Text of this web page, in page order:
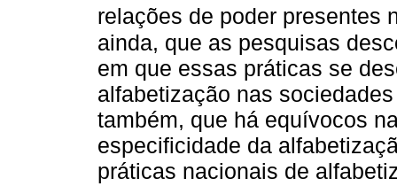
relações de poder presentes
ainda, que as pesquisas
em que essas práticas se
alfabetização nas
também, que há equívocos
especificidade da
práticas nacionais de